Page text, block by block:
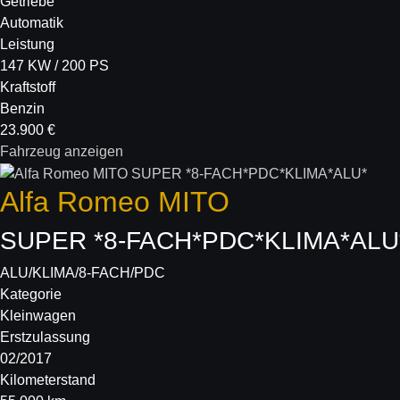
Automatik
Leistung
147 KW / 200 PS
Kraftstoff
Benzin
23.900 €
Fahrzeug anzeigen
Alfa Romeo MITO
SUPER *8-
ALU/KLIMA/8-FACH/PDC
Kategorie
Kleinwagen
Erstzulassung
02/2017
Kilometerstand